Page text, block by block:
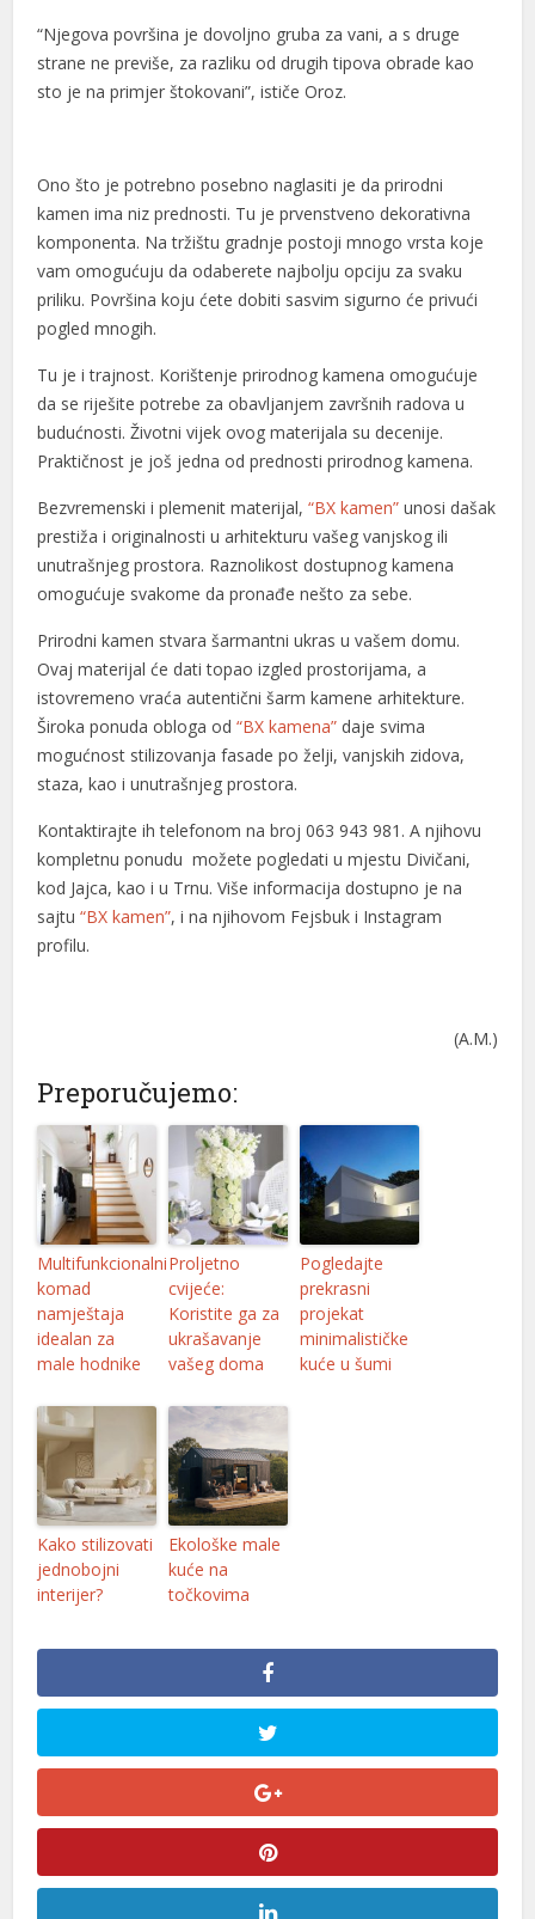
“Njegova površina je dovoljno gruba za vani, a s druge
strane ne previše, za razliku od drugih tipova obrade kao
sto je na primjer štokovani”, ističe Oroz.
Ono što je potrebno posebno naglasiti je da prirodni
kamen ima niz prednosti. Tu je prvenstveno dekorativna
komponenta. Na tržištu gradnje postoji mnogo vrsta koje
vam omogućuju da odaberete najbolju opciju za svaku
priliku. Površina koju ćete dobiti sasvim sigurno će privući
pogled mnogih.
Tu je i trajnost. Korištenje prirodnog kamena omogućuje
da se riješite potrebe za obavljanjem završnih radova u
budućnosti. Životni vijek ovog materijala su decenije.
Praktičnost je još jedna od prednosti prirodnog kamena.
Bezvremenski i plemenit materijal,“BX kamen” unosi dašak
prestiža i originalnosti u arhitekturu vašeg vanjskog ili
unutrašnjeg prostora. Raznolikost dostupnog kamena
omogućuje svakome da pronađe nešto za sebe.
Prirodni kamen stvara šarmantni ukras u vašem domu.
Ovaj materijal će dati topao izgled prostorijama, a
istovremeno vraća autentični šarm kamene arhitekture.
Široka ponuda obloga od“BX kamena” daje svima
mogućnost stilizovanja fasade po želji, vanjskih zidova,
staza, kao i unutrašnjeg prostora.
Kontaktirajte ih telefonom na broj 063 943 981. A njihovu
kompletnu ponudu možete pogledati u mjestu Divičani,
kod Jajca, kao i u Trnu. Više informacija dostupno je na
sajtu“BX kamen”, i na njihovom Fejsbuk i Instagram
profilu.
(A.M.)
Preporučujemo:
Multifunkcionalni
komad
namještaja
idealan za
male hodnike
Proljetno
cvijeće:
Koristite ga za
ukrašavanje
vašeg doma
Pogledajte
prekrasni
projekat
minimalističke
kuće u šumi
Kako stilizovati
jednobojni
interijer?
Ekološke male
kuće na
točkovima